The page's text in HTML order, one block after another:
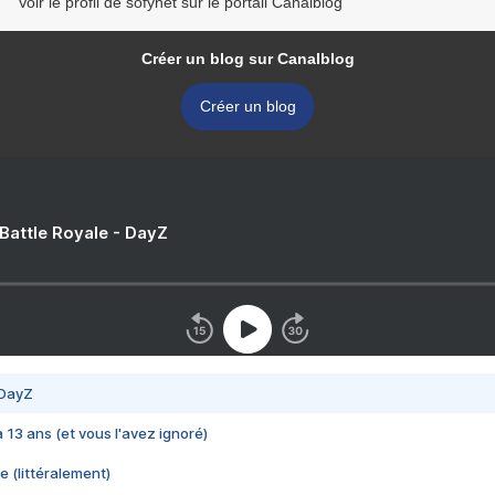
Créer un blog sur Canalblog
Créer un blog
Royale - DayZ
13 ans (et vous l'avez ignoré)
(littéralement)